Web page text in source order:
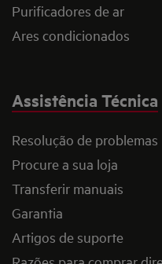
Purificadores de ar
Ares condicionados
Assistência Técnica
Resolução de problemas
Procure a sua loja
Transferir manuais
Garantia
Artigos de suporte